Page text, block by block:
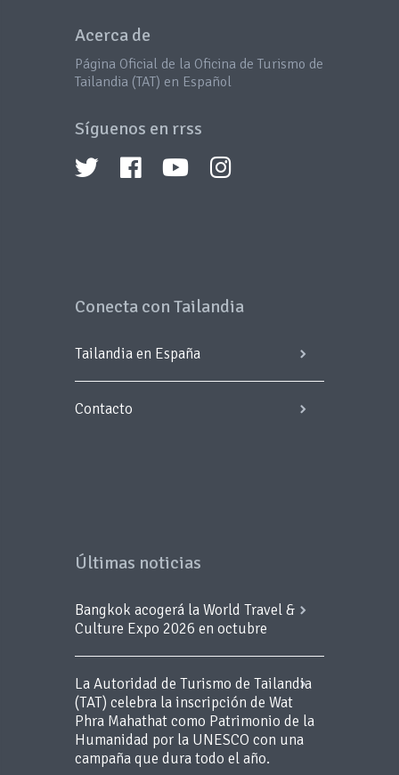
Acerca de
Página Oficial de la Oficina de Turismo de
Tailandia (TAT) en Español
Síguenos en rrss
Conecta con Tailandia
Tailandia en España
Contacto
Últimas noticias
Bangkok acogerá la World Travel &
Culture Expo 2026 en octubre
La Autoridad de Turismo de Tailandia
(TAT) celebra la inscripción de Wat
Phra Mahathat como Patrimonio de la
Humanidad por la UNESCO con una
campaña que dura todo el año.